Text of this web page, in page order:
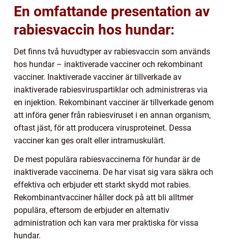
En omfattande presentation av
rabiesvaccin hos hundar:
Det finns två huvudtyper av rabiesvaccin som används
hos hundar – inaktiverade vacciner och rekombinant
vacciner. Inaktiverade vacciner är tillverkade av
inaktiverade rabiesviruspartiklar och administreras via
en injektion. Rekombinant vacciner är tillverkade genom
att införa gener från rabiesviruset i en annan organism,
oftast jäst, för att producera virusproteinet. Dessa
vacciner kan ges oralt eller intramuskulärt.
De mest populära rabiesvaccinerna för hundar är de
inaktiverade vaccinerna. De har visat sig vara säkra och
effektiva och erbjuder ett starkt skydd mot rabies.
Rekombinantvacciner håller dock på att bli alltmer
populära, eftersom de erbjuder en alternativ
administration och kan vara mer praktiska för vissa
hundar.